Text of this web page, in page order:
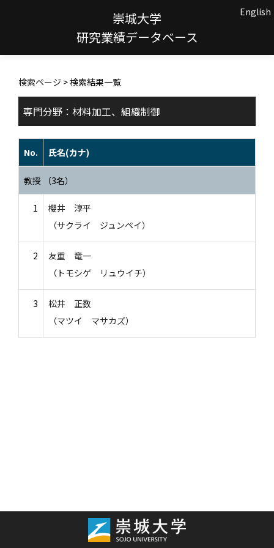
崇城大学
研究業績データベース
English
検索ページ > 検索結果一覧
専門分野：材料加工、組織制御
No. 氏名(カナ)
教授 （3名）
1
櫻井 淳平
（サクライ ジュンペイ）
2
友重 竜一
（トモシゲ リュウイチ）
3
松井 正数
（マツイ マサカズ）